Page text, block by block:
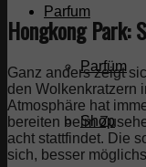
Parfum
Parfüm
Shop
Hongkong Park:
Ganz anders zeigt
den Wolkenkratzern
Atmosphäre hat
bereiten beim
acht stattfindet. Die
sich, besser